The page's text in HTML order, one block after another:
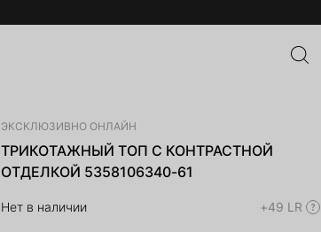
ЭКСКЛЮЗИВНО ОНЛАЙН
ТРИКОТАЖНЫЙ ТОП С КОНТРАСТНОЙ
ОТДЕЛКОЙ 5358106340-61
Нет в наличии +49 LR